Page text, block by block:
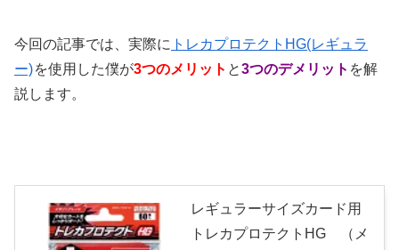
今回の記事では、実際に トレカプロテクトHG(レギュラ
ー)を使用した僕が3つのメリット と3つのデメリット を解
説します。
レギュラーサイズカード用
トレカプロテクトHG （メ